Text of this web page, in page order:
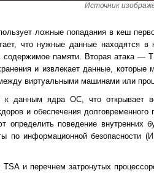
Источник
ложные попадания в кеш
что нужные данные находятся в
содержимое памяти. Вторая атака —
и извлекает данные, которые
виртуальными машинами или
к данным ядра ОС, что открывает
и обеспечения долговременного
определить поведение внутренних
по информационной безопасности
и перечнем затронутых